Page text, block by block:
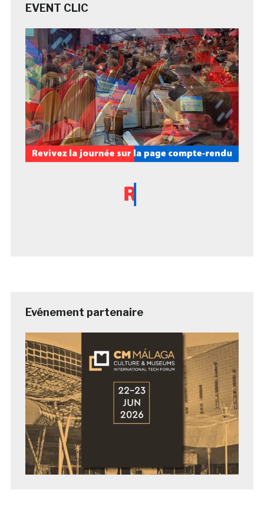
EVENT CLIC
Evénement partenaire